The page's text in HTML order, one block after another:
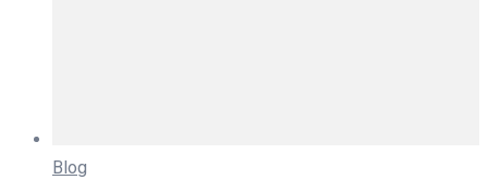
Blog